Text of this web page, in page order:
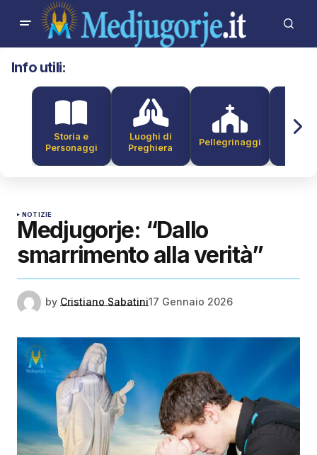
Info utili:
Storia e
Personaggi
Luoghi di
Preghiera
Pellegrinaggi
NOTIZIE
Medjugorje: “Dallo
smarrimento alla verità”
by Cristiano Sabatini17 Gennaio 2026